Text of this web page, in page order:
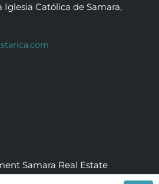
Iglesia Católica de Samara,
Samara Real Estate